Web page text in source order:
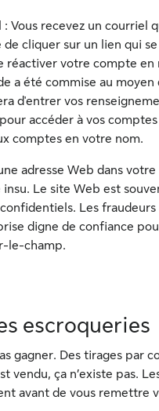
Vous recevez un courriel
cliquer sur un lien qui
réactiver votre compte en
a été commise au
d'entrer vos
accéder à vos
comptes en votre nom.
adresse Web dans
Le site Web est
Les fraudeurs
digne de confiance
le-champ.
escroqueries
gagner. Des tirages par
vendu, ça n’existe pas.
avant de vous remettre